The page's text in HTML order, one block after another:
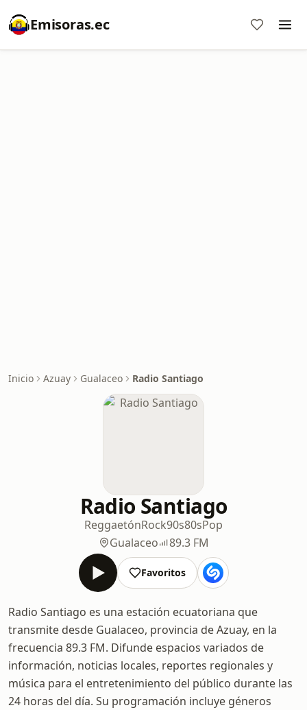
Emisoras.ec
Inicio Azuay Gualaceo Radio Santiago
Radio Santiago
ReggaetónRock90s80sPop
Gualaceo
89.3 FM
Favoritos
Radio Santiago es una estación ecuatoriana que
transmite desde Gualaceo, provincia de Azuay, en la
frecuencia 89.3 FM. Difunde espacios variados de
información, noticias locales, reportes regionales y
música para el entretenimiento del público durante las
24 horas del día. Su programación incluye géneros